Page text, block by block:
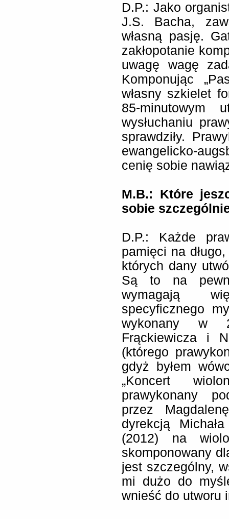
D.P.: Jako
J.S. Bacha,
własną pasję.
zakłopotanie
uwagę wagę
Komponując
własny szkielet
85-
wysłuchaniu
sprawdziły.
ewangelicko-
cenię sobie
M.B.: Które
sobie
D.P.: Każde
pamięci na
których dany
Są to na
wymagają
specyficznego
wykonany w
Frąckiewicza i
(którego
gdyż byłem
„Koncert
prawykonany
przez
dyrekcją
(2012) na
skomponowany
jest szczególny,
mi dużo do
wnieść do utworu